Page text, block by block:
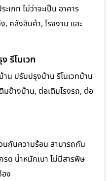
เภท ไม่ว่าจะเป็น อาคาร
คลังสินค้า, โรงงาน และ
รีโนเวท
น ปรับปรุงบ้าน รีโนเวทบ้าน
มข้างบ้าน, ต่อเติมโรงรถ, ต่อ
กันความร้อน สามารถกัน
ด น้ำหนักเบา ไม่มีสารพิษ
อง